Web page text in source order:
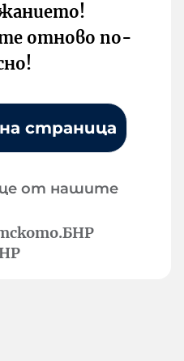
отново по-
страница
от нашите